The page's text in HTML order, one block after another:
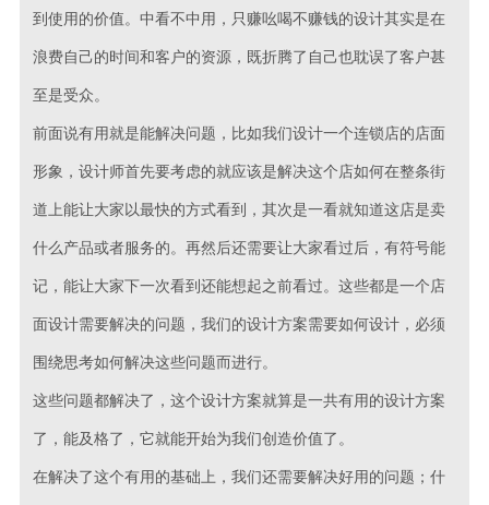
到使用的价值。中看不中用，只赚吆喝不赚钱的设计其实是在
浪费自己的时间和客户的资源，既折腾了自己也耽误了客户甚
至是受众。
前面说有用就是能解决问题，比如我们设计一个连锁店的店面
形象，设计师首先要考虑的就应该是解决这个店如何在整条街
道上能让大家以最快的方式看到，其次是一看就知道这店是卖
什么产品或者服务的。再然后还需要让大家看过后，有符号能
记，能让大家下一次看到还能想起之前看过。这些都是一个店
面设计需要解决的问题，我们的设计方案需要如何设计，必须
围绕思考如何解决这些问题而进行。
这些问题都解决了，这个设计方案就算是一共有用的设计方案
了，能及格了，它就能开始为我们创造价值了。
在解决了这个有用的基础上，我们还需要解决好用的问题；什